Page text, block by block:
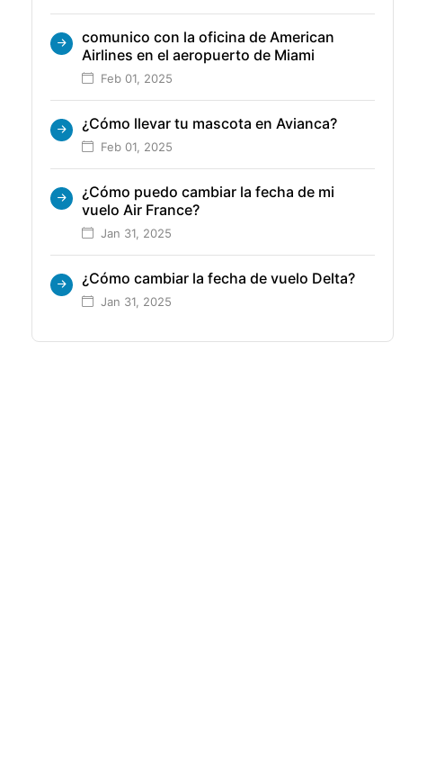
comunico con la oficina de American
Airlines en el aeropuerto de Miami
Feb 01, 2025
¿Cómo llevar tu mascota en Avianca?
Feb 01, 2025
¿Cómo puedo cambiar la fecha de mi
vuelo Air France?
Jan 31, 2025
¿Cómo cambiar la fecha de vuelo Delta?
Jan 31, 2025